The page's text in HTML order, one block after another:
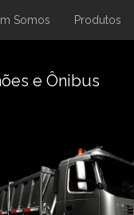
Somos Produtos
e Ônibus